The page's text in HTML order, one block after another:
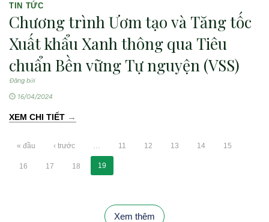
TIN TỨC
Chương trình Ươm tạo và Tăng tốc
Xuất khẩu Xanh thông qua Tiêu
chuẩn Bền vững Tự nguyện (VSS)
Đăng bởi
16/04/2024
XEM CHI TIẾT →
« đầu ‹ trước 11 12 13 14 15
16 17 18 19
Xem thêm